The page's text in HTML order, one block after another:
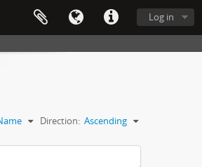
Log in
Direction: Ascending